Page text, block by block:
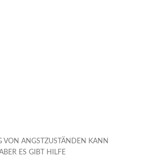
VON ANGSTZUSTÄNDEN KANN
ES GIBT HILFE